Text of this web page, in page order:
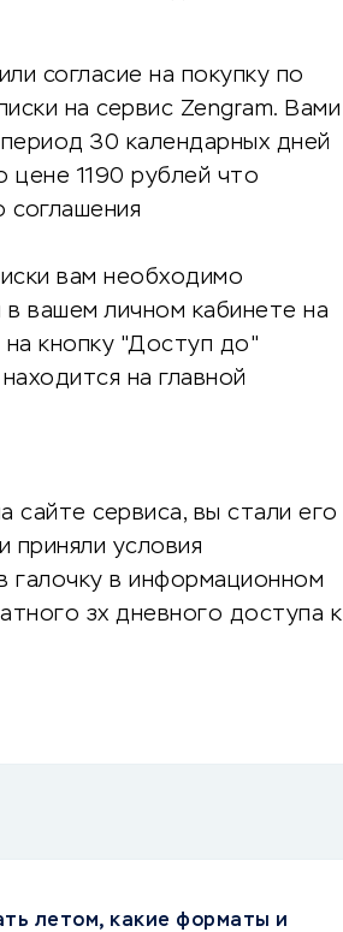
согласие на покупку по
на сервис Zengram. Вами
30 календарных дней
цене 1190 рублей что
соглашения
вам необходимо
вашем личном кабинете на
на кнопку "Доступ до"
на главной
сайте сервиса, вы стали его
приняли условия
галочку в информационном
зх дневного доступа к
летом, какие форматы и